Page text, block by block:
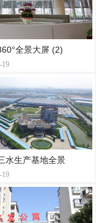
全景大屏 (2)
19
水生产基地全景
19